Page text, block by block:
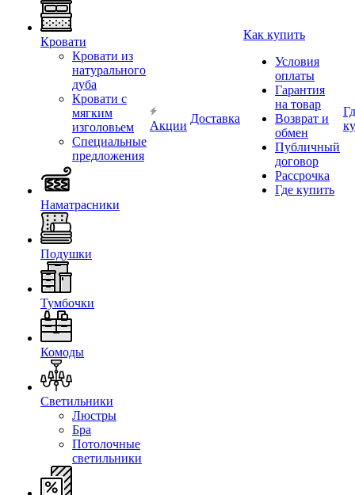
Кровати
Кровати из
натурального
дуба
Кровати с
мягким
изголовьем
Специальные
предложения
Наматрасники
Подушки
Тумбочки
Комоды
Светильники
Люстры
Бра
Потолочные
светильники
Акции
Доставка
Как купить
Условия
оплаты
Гарантия
на товар
Возврат и
обмен
Публичный
договор
Рассрочка
Где купить